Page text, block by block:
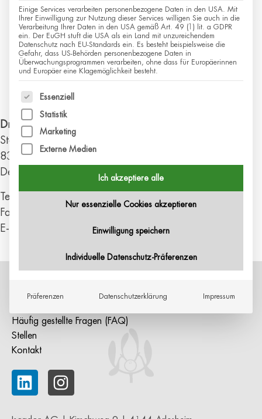
Dr. med. Gudula Knerr-Stauffenberg
Staffelsteinweg 14
83209
Prien am Chiemsee
Deutschland
Telefon:
Fax:
E-Mail:
gudula@knerr-stauffenberg.de
AGB |
Datenschutzerklärung
Häufig gestellte Fragen (FAQ)
Stellen
Kontakt
Einige Services verarbeiten personenbezogene Daten in den USA. Mit
Ihrer Einwilligung zur Nutzung dieser Services willigen Sie auch in die
Verarbeitung Ihrer Daten in den USA gemäß Art. 49 (1) lit. a GDPR
ein. Der EuGH stuft die USA als ein Land mit unzureichendem
Datenschutz nach EU-Standards ein. Es besteht beispielsweise die
Gefahr, dass US-Behörden personenbezogene Daten in
Überwachungsprogrammen verarbeiten, ohne dass für Europäerinnen
und Europäer eine Klagemöglichkeit besteht.
Es folgt eine Liste der Service-Gruppen, für die
Essenziell
Statistik
Marketing
Externe Medien
Ich akzeptiere alle
Nur essenzielle Cookies akzeptieren
Einwilligung speichern
Individuelle Datenschutz-Präferenzen
Präferenzen Datenschutzerklärung Impressum